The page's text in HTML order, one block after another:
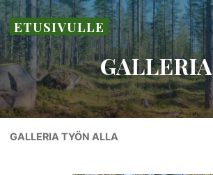
Skip
to
content
ETUSIVULLE
GALLERIA
GALLERIA TYÖN ALLA